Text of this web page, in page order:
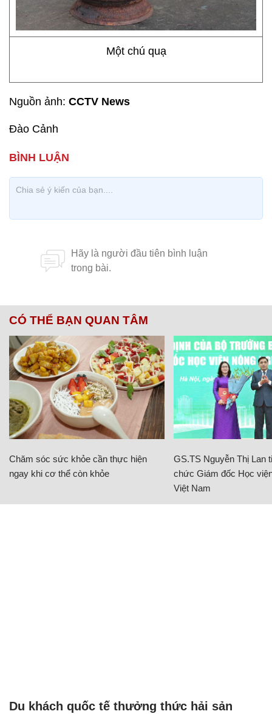
Một chú quạ
Nguồn ảnh: CCTV News
Đào Cảnh
CÓ THỂ BẠN QUAN TÂM
Chăm sóc sức khỏe cần thực hiện
ngay khi cơ thể còn khỏe
GS.TS Nguyễn Thị Lan
chức Giám đốc Học
Việt Nam
Du khách quốc tế thưởng thức hải sản